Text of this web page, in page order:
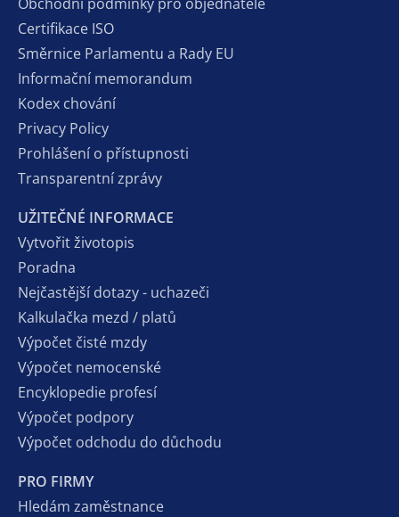
Certifikace ISO
Směrnice Parlamentu a Rady EU
Informační memorandum
Kodex chování
Privacy Policy
Prohlášení o přístupnosti
Transparentní zprávy
UŽITEČNÉ INFORMACE
Vytvořit životopis
Poradna
Nejčastější dotazy - uchazeči
Kalkulačka mezd / platů
Výpočet čisté mzdy
Výpočet nemocenské
Encyklopedie profesí
Výpočet podpory
Výpočet odchodu do důchodu
PRO FIRMY
Hledám zaměstnance